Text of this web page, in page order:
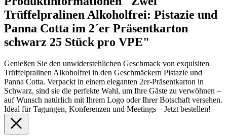
Trüffelpralinen Alkoholfrei: Pistazie und
Panna Cotta im 2´er Präsentkarton
schwarz 25 Stück pro VPE"
Genießen Sie den unwiderstehlichen Geschmack von exquisiten
Trüffelpralinen Alkoholfrei in den Geschmäckern Pistazie und
Panna Cotta. Verpackt in einem eleganten 2er-Präsentkarton in
Schwarz, sind sie die perfekte Wahl, um Ihre Gäste zu verwöhnen –
auf Wunsch natürlich mit Ihrem Logo oder Ihrer Botschaft versehen.
Ideal für Tagungen, Konferenzen und Meetings – Jetzt bestellen!